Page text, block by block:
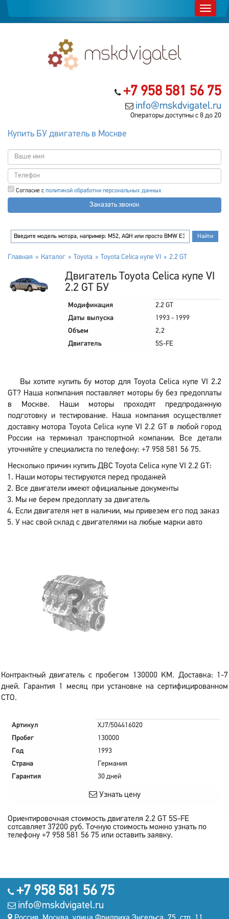
+7 958 581 56 75
info@mskdvigatel.ru
Операторы доступны с 8 до 20
Купить БУ двигатель в Москве
Согласие с политикой обработки персональных данных
Заказать звонок
Главная Каталог Toyota Toyota Celica купе VI 2.2 GT
Двигатель Toyota Celica купе VI
2.2 GT БУ
Модификация
2.2 GT
Даты выпуска
1993 - 1999
Объем
2,2
Двигатель
5S-FE
Вы хотите купить бу мотор для Toyota Celica купе VI 2.2
GT? Наша копмпания поставляет моторы бу без предоплаты
в Москве. Наши моторы проходят предпродажную
подготовку и тестирование. Наша компания осуществляет
доставку мотора Toyota Celica купе VI 2.2 GT в любой город
России на терминал транспортной компании. Все детали
уточняйте у специалиста по телефону: +7 958 581 56 75.
Несколько причин купить ДВС Toyota Celica купе VI 2.2 GT:
Наши моторы тестируются перед продажей
Все двигатели имеют официальные документы
Мы не берем предоплату за двигатель
Если двигателя нет в наличии, мы привезем его под заказ
У нас свой склад с двигателями на любые марки авто
Контрактный двигатель с пробегом 130000 KM. Доставка: 1-7
дней. Гарантия 1 месяц при установке на сертифицированном
СТО.
Артикул
XJ7/504416020
Пробег
130000
Год
1993
Страна
Германия
Гарантия
30 дней
Узнать цену
Ориентировочная стоимость двигателя 2.2 GT 5S-FE
сотсавляет 37200 руб.
Точную стоимость можно узнать по
телефону +7 958 581 56 75 или оставить заявку.
+7 958 581 56 75
info@mskdvigatel.ru